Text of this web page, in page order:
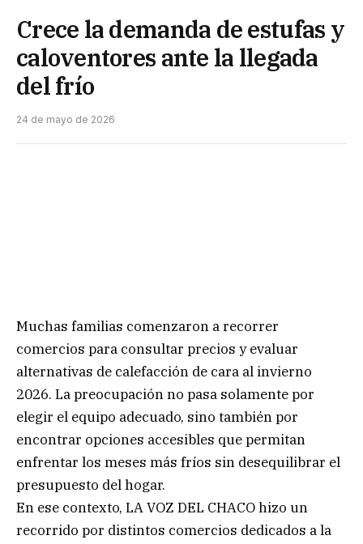
Crece la demanda de estufas y
caloventores ante la llegada
del frío
24 de mayo de 2026
Muchas familias comenzaron a recorrer
comercios para consultar precios y evaluar
alternativas de calefacción de cara al invierno
2026. La preocupación no pasa solamente por
elegir el equipo adecuado, sino también por
encontrar opciones accesibles que permitan
enfrentar los meses más fríos sin desequilibrar el
presupuesto del hogar.
En ese contexto, LA VOZ DEL CHACO hizo un
recorrido por distintos comercios dedicados a la